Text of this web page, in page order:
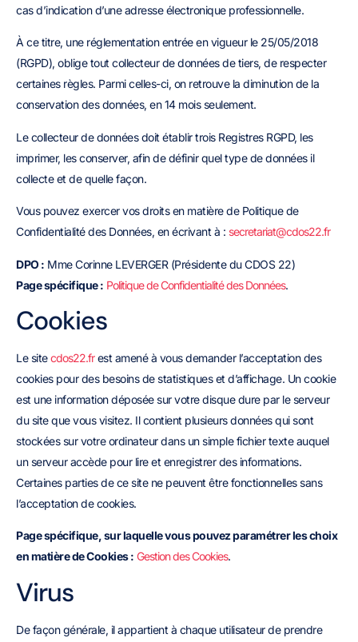
cas d’indication d’une adresse électronique professionnelle.
À ce titre, une réglementation entrée en vigueur le 25/05/2018
(RGPD), oblige tout collecteur de données de tiers, de respecter
certaines règles. Parmi celles-ci, on retrouve la diminution de la
conservation des données, en 14 mois seulement.
Le collecteur de données doit établir trois Registres RGPD, les
imprimer, les conserver, afin de définir quel type de données il
collecte et de quelle façon.
Vous pouvez exercer vos droits en matière de Politique de
Confidentialité des Données, en écrivant à : secretariat@cdos22.fr
DPO : Mme Corinne LEVERGER (Présidente du CDOS 22)
Page spécifique : Politique de Confidentialité des Données.
Cookies
Le sitecdos22.frest amené à vous demander l’acceptation des
cookies pour des besoins de statistiques et d’affichage. Un cookie
est une information déposée sur votre disque dure par le serveur
du site que vous visitez. Il contient plusieurs données qui sont
stockées sur votre ordinateur dans un simple fichier texte auquel
un serveur accède pour lire et enregistrer des informations.
Certaines parties de ce site ne peuvent être fonctionnelles sans
l’acceptation de cookies.
Page spécifique, sur laquelle vous pouvez paramétrer les choix
en matière de Cookies : Gestion des Cookies.
Virus
De façon générale, il appartient à chaque utilisateur de prendre